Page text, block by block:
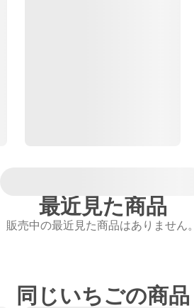
最近見た商品
販売中の最近見た商品はありません。
同じいちごの商品